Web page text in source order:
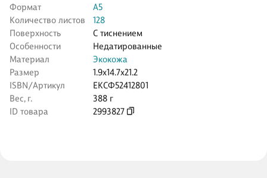
Формат
А5
Количество листов
128
Поверхность
С тиснением
Особенности
Недатированные
Материал
Экокожа
Размер
1.9x14.7x21.2
ISBN/Артикул
ЕКСФ52412801
Вес, г.
388 г
ID товара
2993827